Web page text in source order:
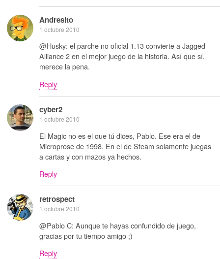
Andresito
1 octubre 2010
@Husky: el parche no oficial 1.13 convierte a Jagged
Alliance 2 en el mejor juego de la historia. Así que sí,
merece la pena.
Reply
cyber2
1 octubre 2010
El Magic no es el que tú dices, Pablo. Ese era el de
Microprose de 1998. En el de Steam solamente juegas
a cartas y con mazos ya hechos.
Reply
retrospect
1 octubre 2010
@Pablo C: Aunque te hayas confundido de juego,
gracias por tu tiempo amigo ;)
Reply